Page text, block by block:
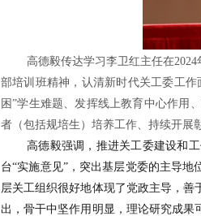
高德毅传达学习李卫红主任在
部培训班精神，认清新时代关工委工
困”学生难题、发挥线上教育中心作用
者（包括规培生）培养工作、持续开展
高德毅强调，推进关工委建设和
台“实施意见”，突出基层党委的主导
层关工组织很好地体现了党政主导，
出，骨干中坚作用明显，理论研究成